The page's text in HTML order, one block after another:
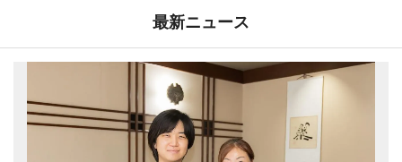
最新ニュース